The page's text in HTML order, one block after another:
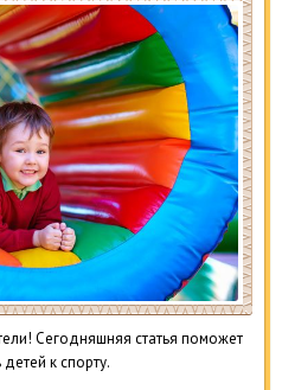
Сегодняшняя статья поможет
к спорту.